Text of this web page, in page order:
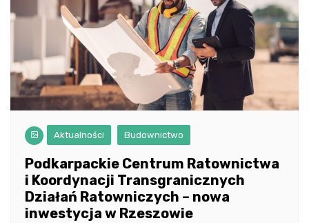
Aktualności Budownictwo
Podkarpackie Centrum Ratownictwa
i Koordynacji Transgranicznych
Działań Ratowniczych – nowa
inwestycja w Rzeszowie